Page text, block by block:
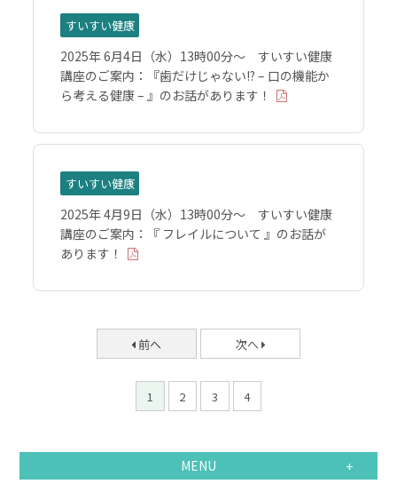
すいすい健康
2025年 6月4日（水）13時00分～ すいすい健康
講座のご案内：『歯だけじゃない!? – 口の機能か
ら考える健康 – 』のお話があります！
すいすい健康
2025年 4月9日（水）13時00分～ すいすい健康
講座のご案内：『 フレイルについて 』のお話が
あります！
前へ 次へ
1 2 3 4
MENU